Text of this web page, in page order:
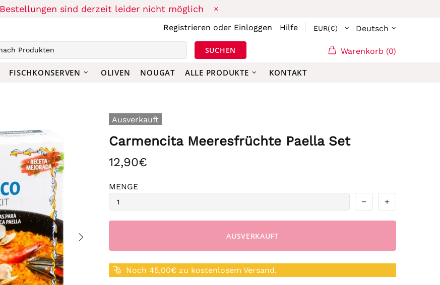
Bestellungen sind derzeit leider nicht möglich
Registrieren oder Einloggen Hilfe Deutsch
SUCHEN Warenkorb (0)
FISCHKONSERVEN OLIVEN NOUGAT ALLE PRODUKTE KONTAKT
Ausverkauft
Carmencita Meeresfrüchte Paella Set
12,90€
MENGE
AUSVERKAUFT
Noch 45,00€ zu kostenlosem Versand.